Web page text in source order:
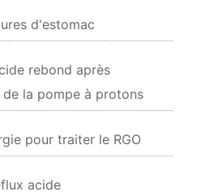
d'estomac
rebond après
la pompe à protons
pour traiter le RGO
acide